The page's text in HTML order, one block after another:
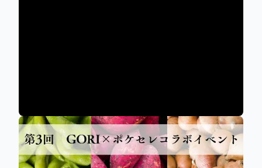
GORI 西麻布
GORI 西麻布
東京都 港区
ニュース